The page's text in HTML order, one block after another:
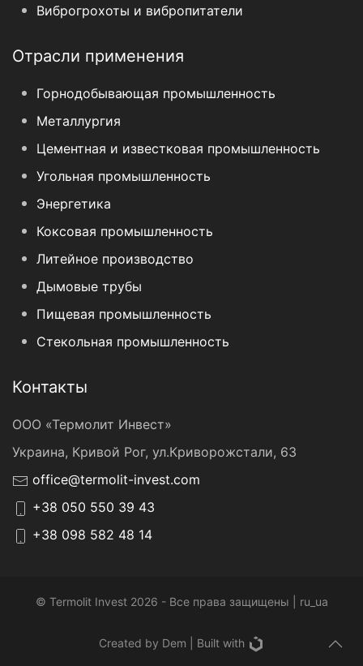
Виброгрохоты и вибропитатели
Отрасли применения
Горнодобывающая промышленность
Металлургия
Цементная и известковая промышленность
Угольная промышленность
Энергетика
Коксовая промышленность
Литейное производство
Дымовые трубы
Пищевая промышленность
Стекольная промышленность
Контакты
ООО «Термолит Инвест»
Украина, Кривой Рог, ул.Криворожстали, 63
office@termolit-invest.com
+38 050 550 39 43
+38 098 582 48 14
© Termolit Invest 2026 - Все права защищены | ru_ua
Created by Dem | Built with